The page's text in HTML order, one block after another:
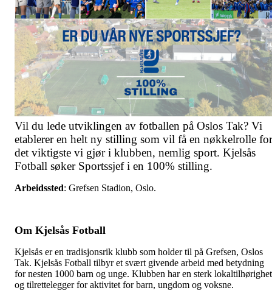
Vil du lede utviklingen av fotballen på Oslos Tak? Vi
etablerer en helt ny stilling som vil få en nøkkelrolle for
det viktigste vi gjør i klubben, nemlig sport. Kjelsås
Fotball søker Sportssjef i en 100% stilling.
Arbeidssted: Grefsen Stadion, Oslo.
Om Kjelsås Fotball
Kjelsås er en tradisjonsrik klubb som holder til på Grefsen, Oslos
Tak. Kjelsås Fotball tilbyr et svært givende arbeid med betydning
for nesten 1000 barn og unge. Klubben har en sterk
og tilrettelegger for aktivitet for barn, ungdom og voksne.